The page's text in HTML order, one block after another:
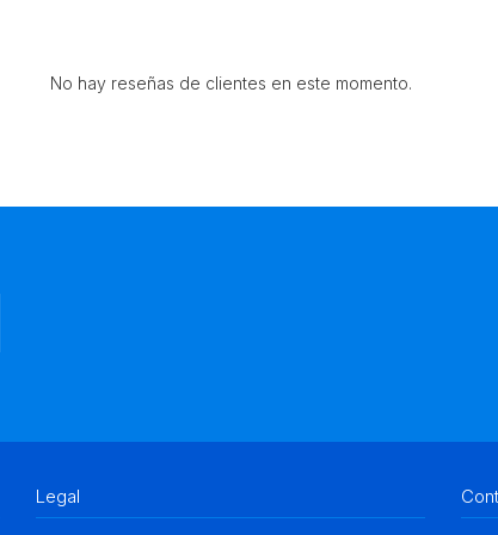
No hay reseñas de clientes en este momento.
Legal